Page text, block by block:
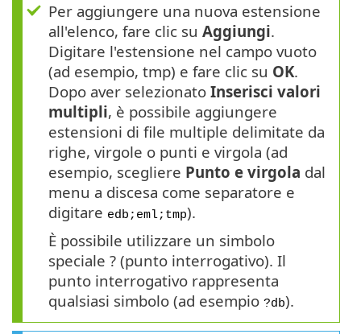
Per aggiungere una nuova estensione
all'elenco, fare clic su Aggiungi.
Digitare l'estensione nel campo vuoto
(ad esempio, tmp) e fare clic su OK.
Dopo aver selezionato Inserisci valori
multipli, è possibile aggiungere
estensioni di file multiple delimitate da
righe, virgole o punti e virgola (ad
esempio, scegliere Punto e virgola dal
menu a discesa come separatore e
digitare edb;eml;tmp).
È possibile utilizzare un simbolo
speciale ? (punto interrogativo). Il
punto interrogativo rappresenta
qualsiasi simbolo (ad esempio ?db).